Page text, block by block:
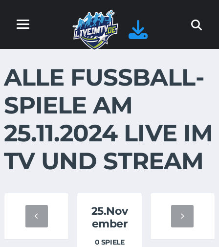
ALLE FUSSBALL-S
PIELE AM 2
5.11.2024 LIVE IM T
V UND STREAM
25.Nov
ember
0 SPIELE